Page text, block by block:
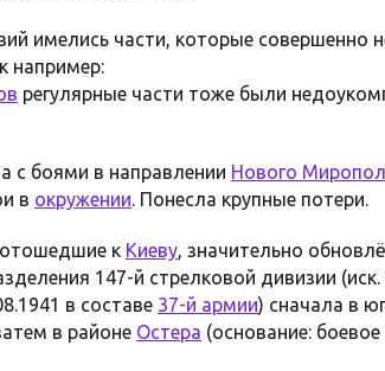
имелись части, которые совершенно
например:
регулярные части тоже были
с боями в направлении Нового
в окружении. Понесла крупные потери.
к Киеву, значительно
147-й стрелковой дивизии (иск.
в составе 37-й армии) сначала в
в районе Остера (основание: